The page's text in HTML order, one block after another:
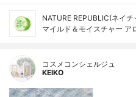
NATURE REPUBLIC(ネイ
マイルド＆モイスチャー ア
コスメコンシェルジュ
KEIKO